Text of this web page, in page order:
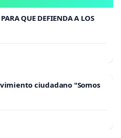
QUE DEFIENDA A LOS
ciudadano "Somos